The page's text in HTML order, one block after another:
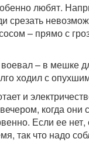
любят.
срезать
– прямо с
– в мешке
ходил с
и
когда
Если ее
так что надо